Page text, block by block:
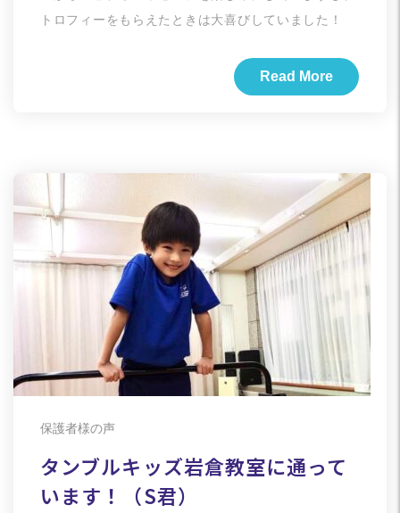
トロフィーをもらえたときは大喜びしていました！
Read More
保護者様の声
タンブルキッズ岩倉教室に通って
います！（S君）